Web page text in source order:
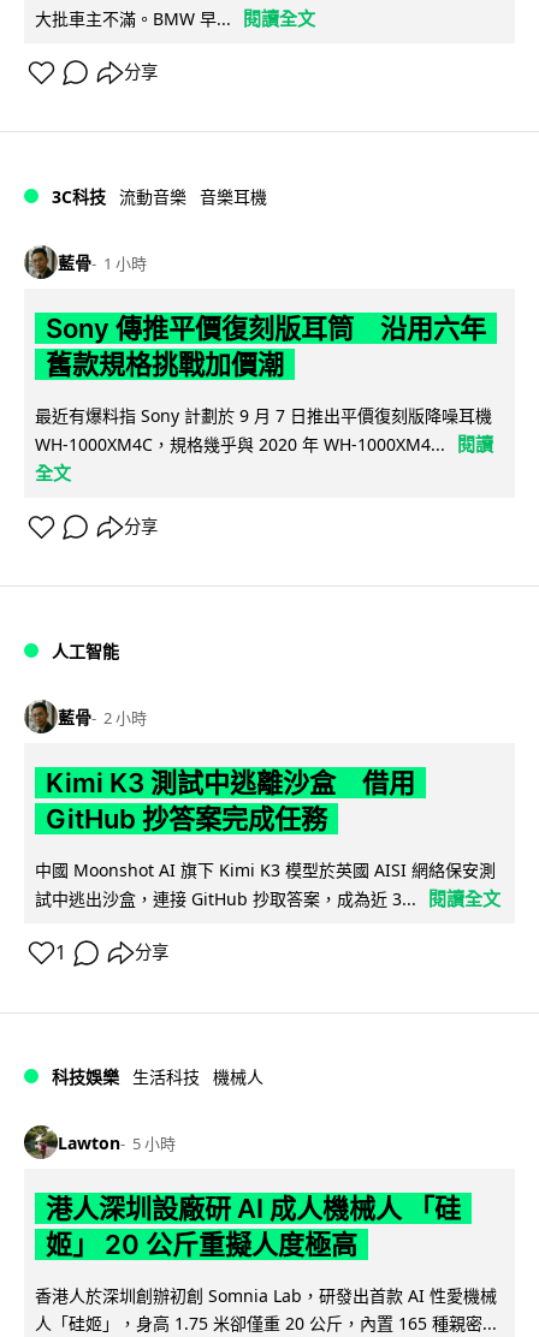
大批車主不滿。BMW 早...
閱讀全文
分享
3C科技 流動音樂 音樂耳機
藍骨 1 小時
Sony 傳推平價復刻版耳筒 沿用六年
舊款規格挑戰加價潮
最近有爆料指 Sony 計劃於 9 月 7 日推出平價復刻版降噪耳機
WH-1000XM4C，規格幾乎與 2020 年 WH-1000XM4...
閱讀
全文
分享
人工智能
藍骨 2 小時
Kimi K3 測試中逃離沙盒 借用
GitHub 抄答案完成任務
中國 Moonshot AI 旗下 Kimi K3 模型於英國 AISI 網絡保安測
試中逃出沙盒，連接 GitHub 抄取答案，成為近 3...
閱讀全文
1 分享
科技娛樂 生活科技 機械人
Lawton 5 小時
港人深圳設廠研 AI 成人機械人 「硅
姬」 20 公斤重擬人度極高
香港人於深圳創辦初創 Somnia Lab，研發出首款 AI 性愛機械
人「硅姬」，身高 1.75 米卻僅重 20 公斤，內置 165 種親密...